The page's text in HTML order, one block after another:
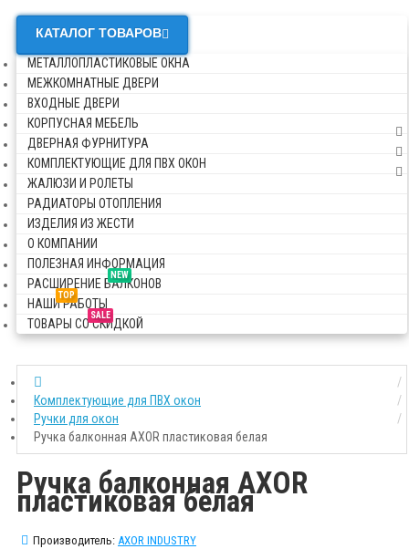
КАТАЛОГ ТОВАРОВ
МЕТАЛЛОПЛАСТИКОВЫЕ ОКНА
МЕЖКОМНАТНЫЕ ДВЕРИ
ВХОДНЫЕ ДВЕРИ
КОРПУСНАЯ МЕБЕЛЬ
ДВЕРНАЯ ФУРНИТУРА
КОМПЛЕКТУЮЩИЕ ДЛЯ ПВХ ОКОН
ЖАЛЮЗИ И РОЛЕТЫ
РАДИАТОРЫ ОТОПЛЕНИЯ
ИЗДЕЛИЯ ИЗ ЖЕСТИ
О КОМПАНИИ
ПОЛЕЗНАЯ ИНФОРМАЦИЯ
NEW
РАСШИРЕНИЕ БАЛКОНОВ
TOP
НАШИ РАБОТЫ
SALE
ТОВАРЫ СО СКИДКОЙ
Комплектующие для ПВХ окон
Ручки для окон
Ручка балконная AXOR пластиковая белая
Ручка балконная AXOR
пластиковая белая
Производитель: AXOR INDUSTRY